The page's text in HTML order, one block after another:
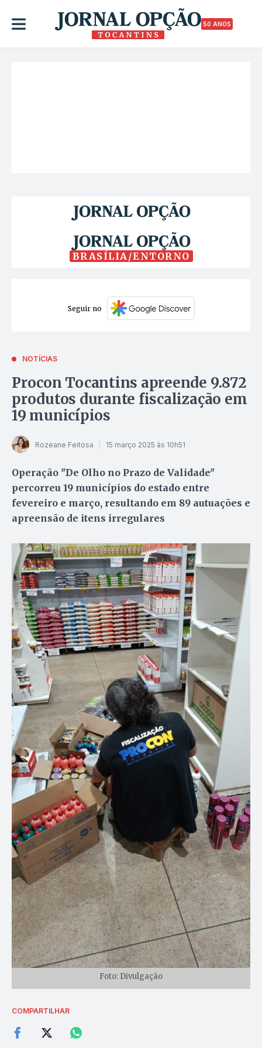
50 ANOS
BRASÍLIA/ENTORNO
Seguir no
NOTÍCIAS
Procon Tocantins apreende 9.872
produtos durante fiscalização em
19 municípios
Rozeane Feitosa 15 março 2025 às 10h51
Operação "De Olho no Prazo de Validade"
percorreu 19 municípios do estado entre
fevereiro e março, resultando em 89 autuações e
apreensão de itens irregulares
Foto: Divulgação
COMPARTILHAR